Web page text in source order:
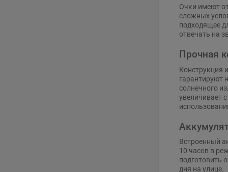
Очки имеют
сложных
подходящее
отвечать на
Прочная
Конструкция
гарантируют
солнечного
увеличивает
Встроенный
10 часов в
подготовить
дня на улице.